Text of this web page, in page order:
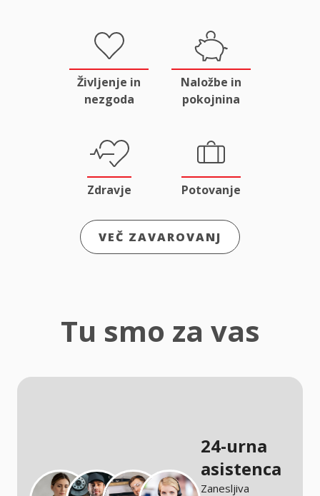
Življenje in
nezgoda
Naložbe in
pokojnina
Zdravje Potovanje
VEČ ZAVAROVANJ
Tu smo za vas
24-urna
asistenca
Zanesljiva